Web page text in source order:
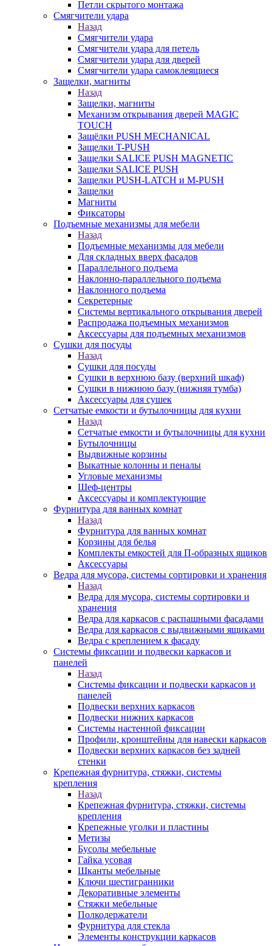
Петли скрытого монтажа
Смягчители удара
Назад
Смягчители удара
Смягчители удара для петель
Смягчители удара для дверей
Cмягчители удара самоклеящиеся
Защелки, магниты
Назад
Защелки, магниты
Механизм открывания дверей MAGIC
TOUCH
Защёлки PUSH MECHANICAL
Защелки T-PUSH
Защелки SALICE PUSH MAGNETIC
Защелки SALICE PUSH
Защелки PUSH-LATCH и M-PUSH
Защелки
Магниты
Фиксаторы
Подъемные механизмы для мебели
Назад
Подъемные механизмы для мебели
Для складных вверх фасадов
Параллельного подъема
Наклонно-параллельного подъема
Наклонного подъема
Секретерные
Системы вертикального открывания дверей
Распродажа подъемных механизмов
Аксессуары для подъемных механизмов
Сушки для посуды
Назад
Сушки для посуды
Сушки в верхнюю базу (верхний шкаф)
Сушки в нижнюю базу (нижняя тумба)
Аксессуары для сушек
Сетчатые емкости и бутылочницы для кухни
Назад
Сетчатые емкости и бутылочницы для кухни
Бутылочницы
Выдвижные корзины
Выкатные колонны и пеналы
Угловые механизмы
Шеф-центры
Аксессуары и комплектующие
Фурнитура для ванных комнат
Назад
Фурнитура для ванных комнат
Корзины для белья
Комплекты емкостей для П-образных ящиков
Аксессуары
Ведра для мусора, системы сортировки и хранения
Назад
Ведра для мусора, системы сортировки и
хранения
Ведра для каркасов с распашными фасадами
Ведра для каркасов с выдвижными ящиками
Ведра с креплением к фасаду
Системы фиксации и подвески каркасов и
панелей
Назад
Системы фиксации и подвески каркасов и
панелей
Подвески верхних каркасов
Подвески нижних каркасов
Системы настенной фиксации
Профили, кронштейны для навески каркасов
Подвески верхних каркасов без задней
стенки
Крепежная фурнитура, стяжки, системы
крепления
Назад
Крепежная фурнитура, стяжки, системы
крепления
Крепежные уголки и пластины
Метизы
Бусолы мебельные
Гайка усовая
Шканты мебельные
Ключи шестигранники
Декоративные элементы
Стяжки мебельные
Полкодержатели
Фурнитура для стекла
Элементы конструкции каркасов